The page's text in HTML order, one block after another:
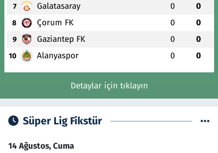
7 Galatasaray 0 0
8 Çorum FK 0 0
9 Gaziantep FK 0 0
10 Alanyaspor 0 0
Detaylar için tıklayın
Süper Lig Fikstür
14 Ağustos, Cuma